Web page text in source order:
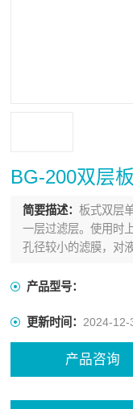
BG-200双层
简要描述： 板式双层
一层过滤层。使用时
孔径较小的滤膜，对
产品型号：
更新时间：2024-12-
产品咨询